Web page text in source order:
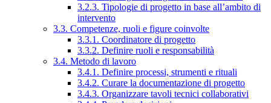
3.2.3. Tipologie di progetto in base all’ambito di
intervento
3.3. Competenze, ruoli e figure coinvolte
3.3.1. Coordinatore di progetto
3.3.2. Definire ruoli e responsabilità
3.4. Metodo di lavoro
3.4.1. Definire processi, strumenti e rituali
3.4.2. Curare la documentazione di progetto
3.4.3. Organizzare tavoli tecnici collaborativi